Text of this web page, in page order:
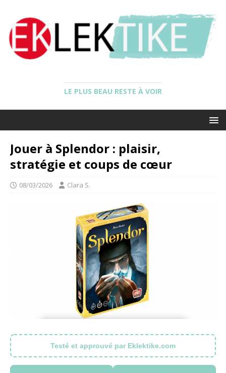
LE PLUS BEAU RESTE À VOIR
Jouer à Splendor : plaisir,
stratégie et coups de cœur
08/03/2026 Clara S.
Testé et approuvé par Eklektike.com